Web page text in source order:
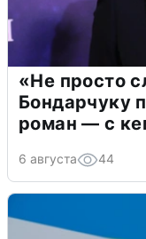
«Не просто
Бондарчуку
роман — с
6 августа 44